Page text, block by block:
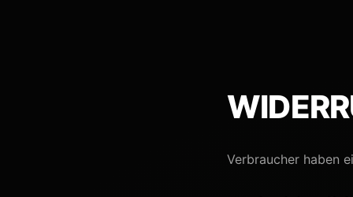
Verbraucher haben